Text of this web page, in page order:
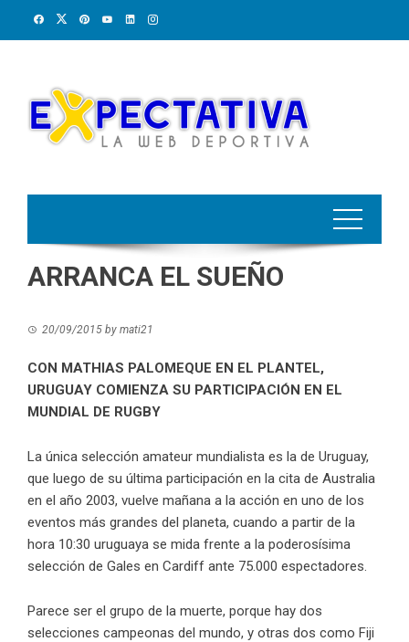
ARRANCA EL SUEÑO
20/09/2015 by mati21
CON MATHIAS PALOMEQUE EN EL PLANTEL,
URUGUAY COMIENZA SU PARTICIPACIÓN EN EL
MUNDIAL DE RUGBY
La única selección amateur mundialista es la de Uruguay,
que luego de su última participación en la cita de Australia
en el año 2003, vuelve mañana a la acción en uno de los
eventos más grandes del planeta, cuando a partir de la
hora 10:30 uruguaya se mida frente a la poderosísima
selección de Gales en Cardiff ante 75.000 espectadores.
Parece ser el grupo de la muerte, porque hay dos
selecciones campeonas del mundo, y otras dos como Fiji